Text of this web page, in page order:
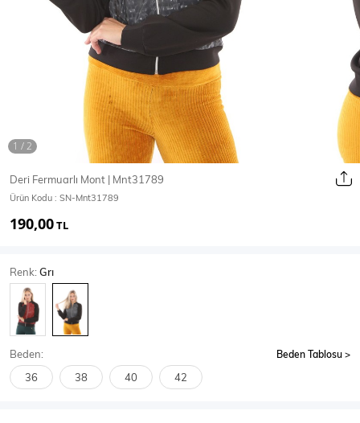
Mont & Kaban Yağmurluk
T-Shirt
Body
SPOR GİYİM
Deri Fermuarlı Mont | Mnt31789
Ürün Kodu : SN-Mnt31789
190,00TL
Renk:Grı
Beden: Beden Tablosu
36 38 40 42